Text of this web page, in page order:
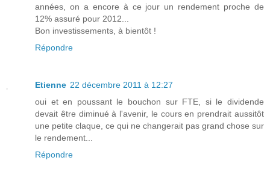
années, on a encore à ce jour un rendement proche de
12% assuré pour 2012...
Bon investissements, à bientôt !
Répondre
Etienne 22 décembre 2011 à 12:27
oui et en poussant le bouchon sur FTE, si le dividende
devait être diminué à l'avenir, le cours en prendrait aussitôt
une petite claque, ce qui ne changerait pas grand chose sur
le rendement...
Répondre